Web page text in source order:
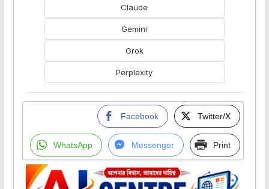
Claude
Gemini
Grok
Perplexity
Facebook Twitter/X
WhatsApp Messenger Print